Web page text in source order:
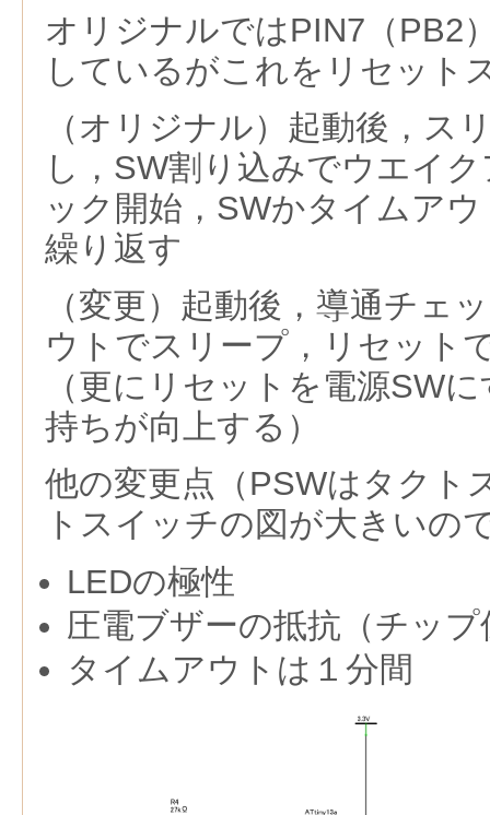
オリジナルではPIN7（PB2
しているがこれをリセット
（オリジナル）起動後，ス
し，SW割り込みでウエイ
ック開始，SWかタイムア
繰り返す
（変更）起動後，導通チェ
ウトでスリープ，リセット
（更にリセットを電源SW
持ちが向上する）
他の変更点（PSWはタク
トスイッチの図が大きいの
LEDの極性
圧電ブザーの抵抗（チップ
タイムアウトは１分間